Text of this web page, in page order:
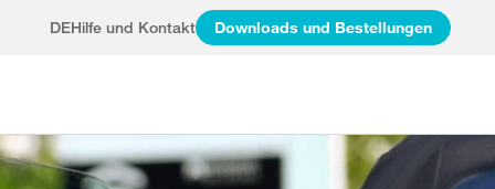
DEHilfe und Kontakt Downloads und Bestellungen